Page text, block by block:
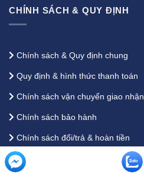
CHÍNH SÁCH & QUY ĐỊNH
Chính sách & Quy định chung
Quy định & hình thức thanh toán
Chính sách vận chuyển giao nhận
Chính sách bảo hành
Chính sách đổi/trả & hoàn tiền
Chính sách bảo mật thông tin